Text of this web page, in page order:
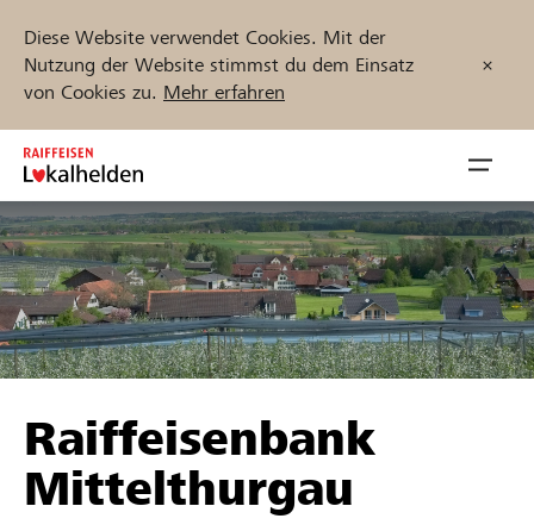
Diese Website verwendet Cookies. Mit der
Nutzung der Website stimmst du dem Einsatz
von Cookies zu. Mehr erfahren
Zum
Inhalt
springen
öffnen
Unterstützen
Hilfe & Support
Projekte und Organisationen finden
Jetzt starten
Raiffeisenbank
Mittelthurgau